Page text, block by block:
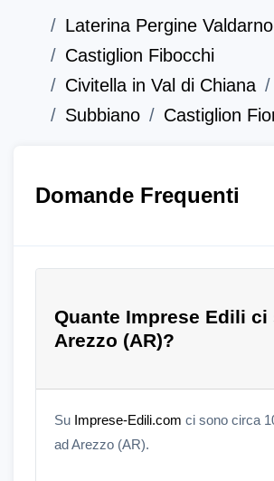
Laterina Pergine Valdarno
Castiglion Fibocchi
Civitella in Val di Chiana
Subbiano
Castiglion
Domande Frequenti
Quante Imprese Edili ci
Arezzo (AR)?
Su Imprese-Edili.com ci sono circa
ad Arezzo (AR).